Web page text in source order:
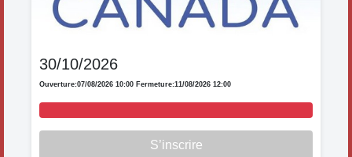
30/10/2026
Ouverture:07/08/2026 10:00 Fermeture:11/08/2026 12:00
S’inscrire